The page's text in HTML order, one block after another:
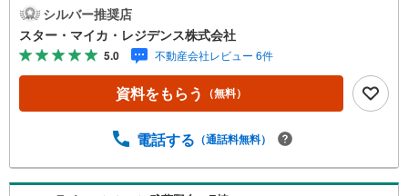
設備・水廻りなどのアフターサービス期間を“2年→最長10
年”に延長いたします。詳細はお問い合わせください。※本
特典は、予告なく変更または終了する場合がございます。
【弊社について】弊社は、スター・マイカ・ホールディン
グス（東証プライム上場）のグループ会社です。【営業時
間 9:30～18:30】定休日:火・水・祝日当日の見学も可能
めにお電話ください。上記時間はお電話が繋がりやすくな
当店で物件を成約するとPayPayボーナスがもらえる「Yah
oo！不動産物件ご成約キャンペーン」の対象になります。
シルバー推奨店
スター・マイカ・レジデンス株式会社
5.0 不動産会社レビュー 6件
資料をもらう （無料）
電話する （通話料無料）